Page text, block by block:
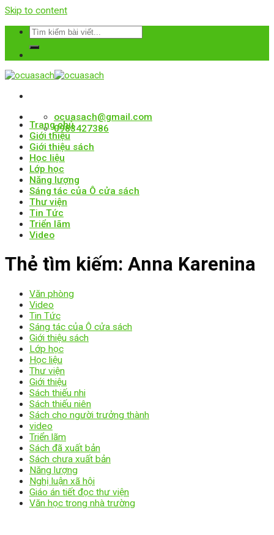
Skip to content
ocuasach@gmail.com
0983427386
Trang chủ
Giới thiệu
Giới thiệu sách
Học liệu
Lớp học
Năng lượng
Sáng tác của Ô cửa sách
Thư viện
Tin Tức
Triển lãm
Video
Thẻ tìm kiếm: Anna Karenina
Văn phòng
Video
Tin Tức
Sáng tác của Ô cửa sách
Giới thiệu sách
Lớp học
Học liệu
Thư viện
Giới thiệu
Sách thiếu nhi
Sách thiếu niên
Sách cho người trưởng thành
video
Triển lãm
Sách đã xuất bản
Sách chưa xuất bản
Năng lượng
Nghị luận xã hội
Giáo án tiết đọc thư viện
Văn học trong nhà trường